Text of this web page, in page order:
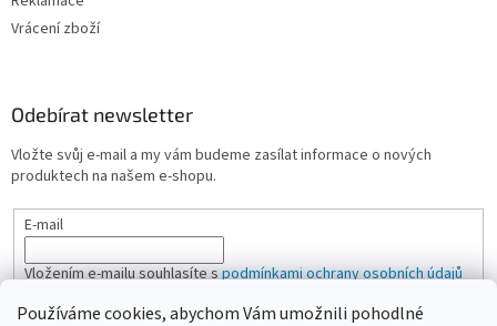
Používáme cookies, abychom Vám umožnili pohodlné
Vrácení zboží
Odebírat newsletter
Vložte svůj e-mail a my vám budeme zasílat informace o nových
produktech na našem e-shopu.
E-mail
Vložením e-mailu souhlasíte spodmínkami ochrany osobních údajů